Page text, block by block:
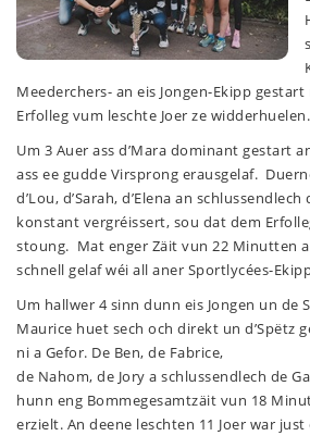
Meederchers- an eis Jongen-Ekipp
Erfolleg vum leschte Joer ze widderhuelen.
Um 3 Auer ass d’Mara dominant gestart
ass ee gudde Virsprong erausgelaf.
d’Lou, d’Sarah, d’Elena an schlussendlech
konstant vergréissert, sou dat dem
stoung. Mat enger Zäit vun 22 Minutten
schnell gelaf wéi all aner Sportlycées-
Um hallwer 4 sinn dunn eis Jongen un de
Maurice huet sech och direkt un d’Spëtz
ni a Gefor. De Ben, de Fabrice,
de Nahom, de Jory a schlussendlech de
hunn eng Bommegesamtzäit vun 18
erzielt. An deene leschten 11 Joer war just